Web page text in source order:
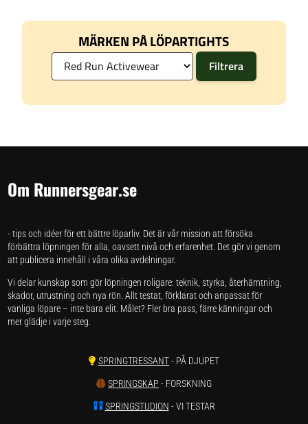
MÄRKEN PÅ LÖPARTIGHTS
Om Runnersgear.se
- tips och idéer för ett bättre löparliv. Det är vår mission att försöka
förbättra löpningen för alla, oavsett nivå och erfarenhet. Det gör vi genom
att publicera innehåll i våra olika avdelningar.
Vi delar kunskap som gör löpningen roligare: teknik, styrka, återhämtning,
skador, utrustning och nya rön. Allt testat, förklarat och anpassat för
vanliga löpare – inte bara elit. Målet? Fler bra pass, färre känningar och
mer glädje i varje steg.
SPRINGTRESSANT- PÅ DJUPET
SPRINGSKAP - FORSKNING
SPRINGSTUDION - VI TESTAR